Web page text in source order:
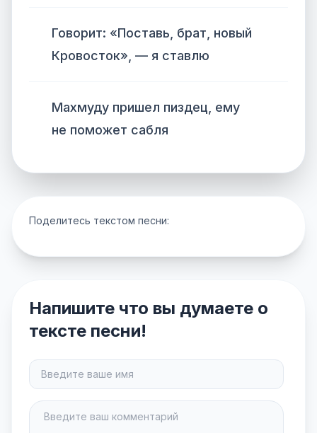
Говорит: «Поставь, брат, новый
Кровосток», — я ставлю
Махмуду пришел пиздец, ему
не поможет сабля
Поделитесь текстом песни:
Напишите что вы думаете о
тексте песни!